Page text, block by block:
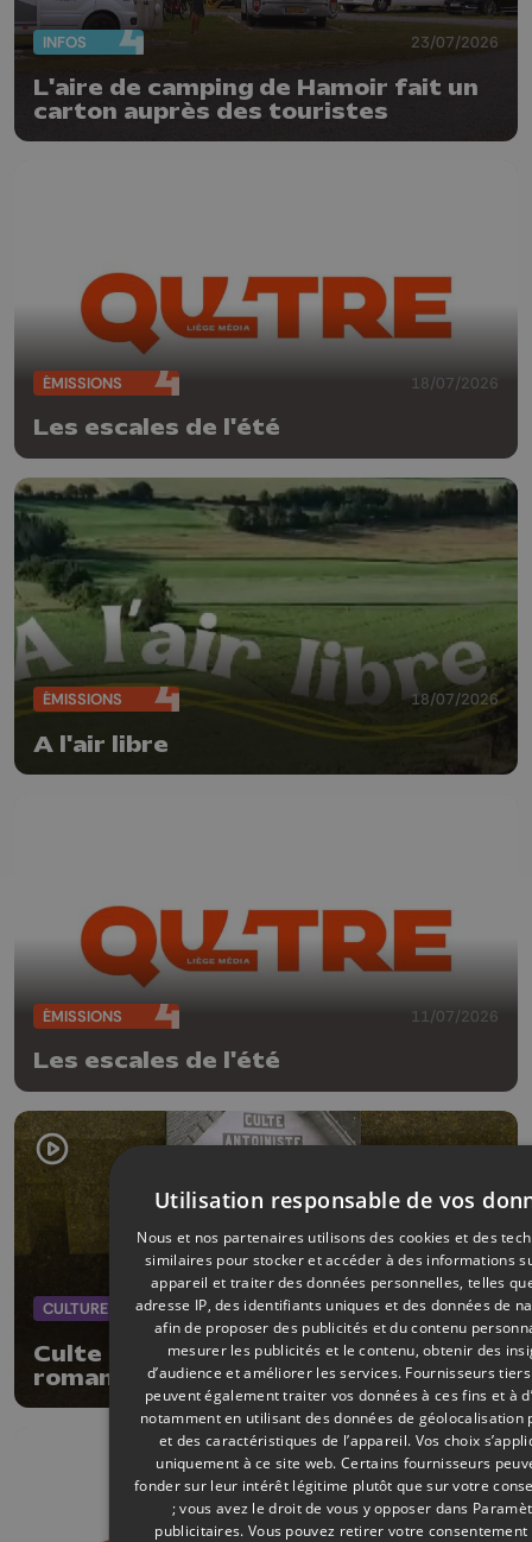
INFOS 23/07/2026
L'aire de camping de Hamoir fait un
carton auprès des touristes
ÉMISSIONS 18/07/2026
Les escales de l'été
ÉMISSIONS 18/07/2026
A l'air libre
ÉMISSIONS 11/07/2026
Les escales de l'été
CULTURE 06/07/2026
Culte antoiniste : réédition du
roman de Robert Vivier
Utilisation responsable de vos
Nous et nos partenaires utilisons des cookies et des
similaires pour stocker et accéder à des informations
appareil et traiter des données personnelles, telles
adresse IP, des identifiants uniques et des données de
afin de proposer des publicités et du contenu
mesurer les publicités et le contenu, obtenir des
d’audience et améliorer les services. Fournisseurs
peuvent également traiter vos données à ces fins et à
notamment en utilisant des données de géolocalisation
et des caractéristiques de l’appareil. Vos choix
uniquement à ce site web. Certains fournisseurs
fonder sur leur intérêt légitime plutôt que sur votre
; vous avez le droit de vous y opposer dans
publicitaires. Vous pouvez retirer votre